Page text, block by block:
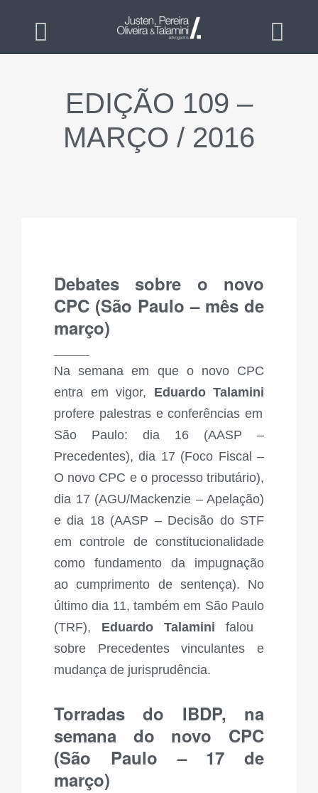
EDIÇÃO 109 –
MARÇO / 2016
Debates sobre o novo
CPC (São Paulo – mês de
março)
Na semana em que o novo CPC
entra em vigor, Eduardo Talamini
profere palestras e conferências em
São Paulo: dia 16 (AASP –
Precedentes), dia 17 (Foco Fiscal –
O novo CPC e o processo tributário),
dia 17 (AGU/Mackenzie – Apelação)
e dia 18 (AASP – Decisão do STF
em controle de constitucionalidade
como fundamento da impugnação
ao cumprimento de sentença). No
último dia 11, também em São Paulo
(TRF), Eduardo Talamini falou ​
sobre Precedentes vinculantes e
mudança de jurisprudência.
Torradas do IBDP, na
semana do novo CPC
(São Paulo – 17 de
março)